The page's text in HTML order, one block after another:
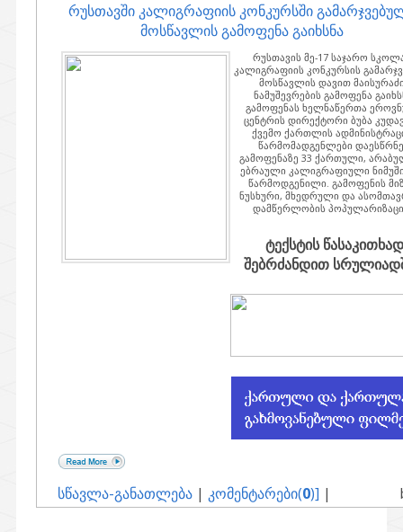
რუსთავში კალიგრაფიის კონკურსში
მოსწავლის გამოფენა გაიხსნა
რუსთავის მე-17 საჯარო
კალიგრაფიის კონკურსის
მოსწავლის დავით
ნამუშევრების გამოფენა
გამოფენას ხელნაწერთა
ცენტრის დირექტორი ბუბა
ქვემო ქართლის
წარმომადგენლები
გამოფენაზე 33 ქართული,
ებრაული კალიგრაფიული
წარმოდგენილი. გამოფენის
ნუსხური, მხედრული და
დამწერლობის
ტექსტის წასაკითხად
შებრძანდით
სწავლა-განათლება | კომენტარები(0)] |